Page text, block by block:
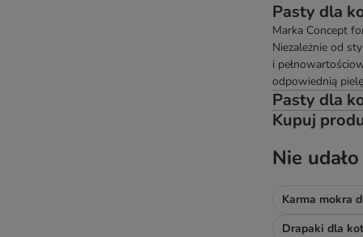
Pasty dla
Marka Concept
Niezależnie od
i
odpowiednią
Pasty dla
Kupuj
Nie
Karma mokra
Drapaki dla